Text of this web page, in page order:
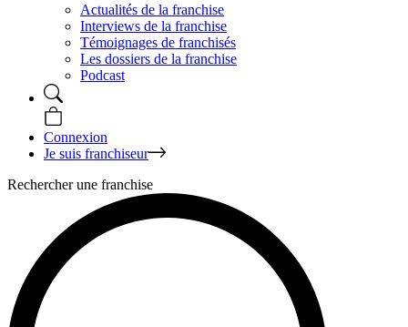
Actualités de la franchise
Interviews de la franchise
Témoignages de franchisés
Les dossiers de la franchise
Podcast
Connexion
Je suis franchiseur
Rechercher une franchise